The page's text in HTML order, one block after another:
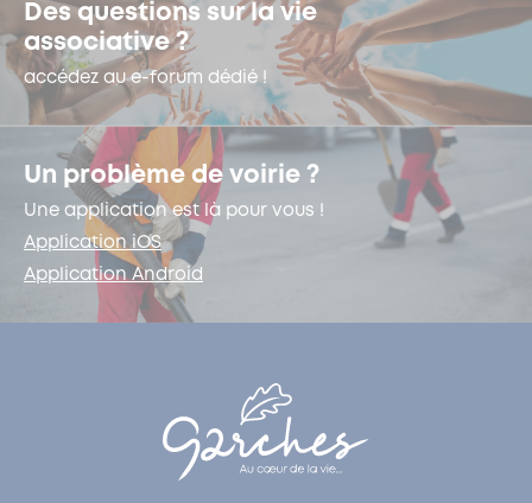
Des questions sur la vie
associative ?
accédez au e-forum dédié !
Un problème de voirie ?
Une application est là pour vous !
Application iOS
Application Android